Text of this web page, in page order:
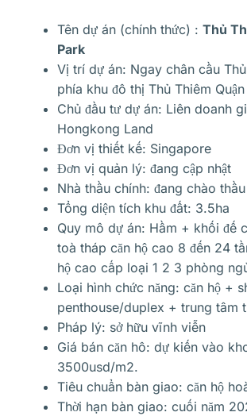
Tên dự án (chính thức) : Thủ
Park
Vị trí dự án: Ngay chân cầu
phía khu đô thị Thủ Thiêm
Chủ đầu tư dự án: Liên doanh
Hongkong Land
Đơn vị thiết kế: Singapore
Đơn vị quản lý: đang cập nhật
Nhà thầu chính: đang chào thầu
Tổng diện tích khu đất: 3.5ha
Quy mô dự án: Hầm + khối đế
toà tháp căn hộ cao 8 đến 24
hộ cao cấp loại 1 2 3 phòng
Loại hình chức năng: căn hộ +
penthouse/duplex + trung tâm
Pháp lý: sở hữu vĩnh viễn
Giá bán căn hô: dự kiến vào
3500usd/m2.
Tiêu chuẩn bàn giao: căn hộ
Thời hạn bàn giao: cuối năm